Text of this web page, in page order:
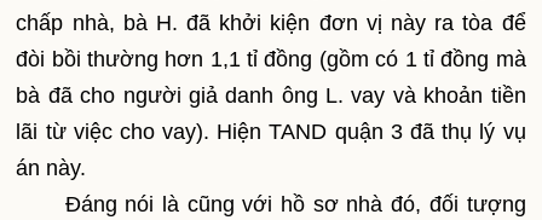
chấp nhà, bà H. đã khởi kiện đơn vị này ra tòa để
đòi bồi thường hơn 1,1 tỉ đồng (gồm có 1 tỉ đồng mà
bà đã cho người giả danh ông L. vay và khoản tiền
lãi từ việc cho vay). Hiện TAND quận 3 đã thụ lý vụ
án này.
Đáng nói là cũng với hồ sơ nhà đó, đối tượng